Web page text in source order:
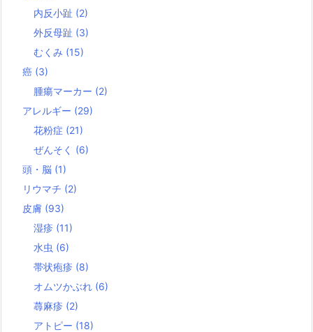
内反小趾 (2)
外反母趾 (3)
むくみ (15)
癌 (3)
腫瘍マーカー (2)
アレルギー (29)
花粉症 (21)
ぜんそく (6)
頭・脳 (1)
リウマチ (2)
皮膚 (93)
湿疹 (11)
水虫 (6)
帯状疱疹 (8)
オムツかぶれ (6)
蕁麻疹 (2)
アトピー (18)